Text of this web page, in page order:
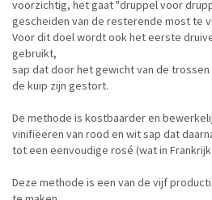
voorzichtig, het gaat "druppel voor
gescheiden van de resterende most te
Voor dit doel wordt ook het eerste
gebruikt,
sap dat door het gewicht van de
de kuip zijn gestort.
De methode is kostbaarder en
vinifiëeren van rood en wit sap dat
tot een eenvoudige rosé (wat in
Deze methode is een van de vijf